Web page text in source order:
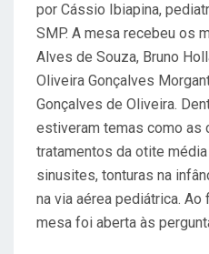
por Cássio Ibiapina,
SMP. A mesa recebeu os
Alves de Souza, Bruno
Oliveira Gonçalves
Gonçalves de Oliveira.
estiveram temas como as
tratamentos da otite
sinusites, tonturas na
na via aérea pediátrica. Ao
mesa foi aberta às